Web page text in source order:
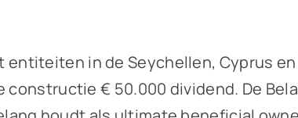
in de Seychellen, Cyprus
€ 50.000 dividend. De